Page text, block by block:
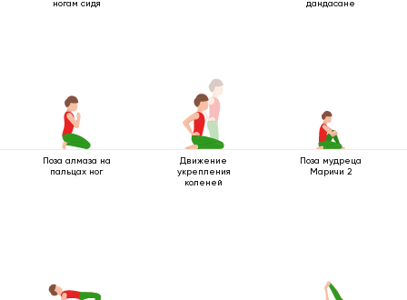
ногам сидя
дандасане
Поза алмаза на
пальцах ног
Движение
укрепления
коленей
Поза мудреца
Маричи 2